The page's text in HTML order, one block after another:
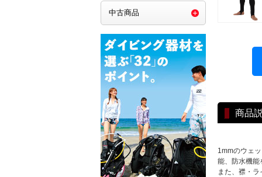
商品
1mmのウェ
能、防水機能
また、襟・
中古商品